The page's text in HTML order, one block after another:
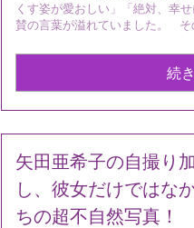
くす姿が愛おしい」「絶対、幸
賛の言葉が溢れていました。 そ
続
矢田亜希子の自撮り
し、彼女だけではな
ちの超不自然写真！